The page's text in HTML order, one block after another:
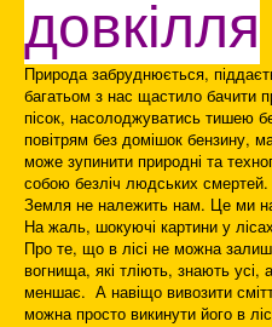
довкілля
Природа забруднюється,
багатьом з нас щастило бачити
пісок, насолоджуватись тишею
повітрям без домішок бензину,
може зупинити природні та
собою безліч людських
Земля не належить нам. Це ми
На жаль, шокуючі картини у
Про те, що в лісі не можна
вогнища, які тліють, знають
меншає. А навіщо вивозити
можна просто викинути його в